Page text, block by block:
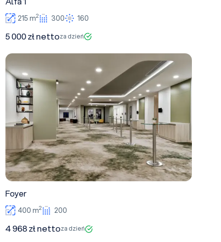
215 m2 300 160
5 000 zł nettoza dzień
Foyer
400 m2 200
4 968 zł nettoza dzień